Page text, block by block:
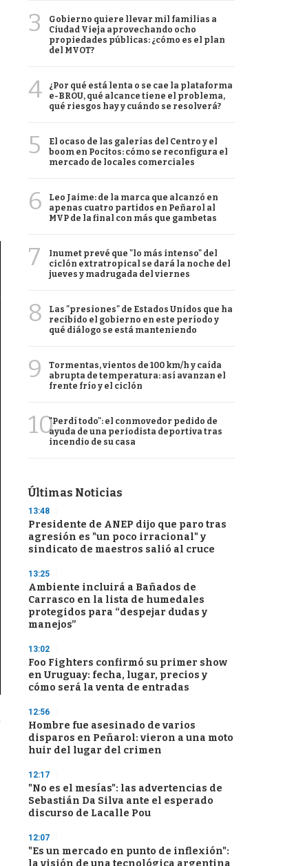
3
Gobierno quiere llevar mil familias a
Ciudad Vieja aprovechando ocho
propiedades públicas: ¿cómo es el plan
del MVOT?
4
¿Por qué está lenta o se cae la plataforma
e-BROU, qué alcance tiene el problema,
qué riesgos hay y cuándo se resolverá?
5
El ocaso de las galerías del Centro y el
boom en Pocitos: cómo se reconfigura el
mercado de locales comerciales
6
Leo Jaime: de la marca que alcanzó en
apenas cuatro partidos en Peñarol al
MVP de la final con más que gambetas
7
Inumet prevé que "lo más intenso" del
ciclón extratropical se dará la noche del
jueves y madrugada del viernes
8
Las "presiones" de Estados Unidos que ha
recibido el gobierno en este período y
qué diálogo se está manteniendo
9
Tormentas, vientos de 100 km/h y caída
abrupta de temperatura: así avanzan el
frente frío y el ciclón
10"Perdí todo": el conmovedor pedido de
ayuda de una periodista deportiva tras
incendio de su casa
Últimas Noticias
13:48
Presidente de ANEP dijo que paro tras
agresión es "un poco irracional" y
sindicato de maestros salió al cruce
13:25
Ambiente incluirá a Bañados de
Carrasco en la lista de humedales
protegidos para “despejar dudas y
manejos”
13:02
Foo Fighters confirmó su primer show
en Uruguay: fecha, lugar, precios y
cómo será la venta de entradas
12:56
Hombre fue asesinado de varios
disparos en Peñarol: vieron a una moto
huir del lugar del crimen
12:17
"No es el mesías": las advertencias de
Sebastián Da Silva ante el esperado
discurso de Lacalle Pou
12:07
"Es un mercado en punto de inflexión":